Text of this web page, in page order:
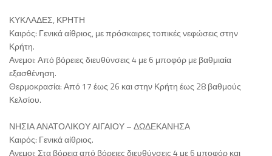
ΚΥΚΛΑΔΕΣ, ΚΡΗΤΗ
Καιρός: Γενικά αίθριος, με πρόσκαιρες τοπικές νεφώσεις στην
Κρήτη.
Ανεμοι: Από βόρειες διευθύνσεις 4 με 6 μποφόρ με βαθμιαία
εξασθένηση.
Θερμοκρασία: Από 17 έως 26 και στην Κρήτη έως 28 βαθμούς
Κελσίου.
ΝΗΣΙΑ ΑΝΑΤΟΛΙΚΟΥ ΑΙΓΑΙΟΥ – ΔΩΔΕΚΑΝΗΣΑ
Καιρός: Γενικά αίθριος.
Ανεμοι: Στα βόρεια από βόρειες διευθύνσεις 4 με 6 μποφόρ και